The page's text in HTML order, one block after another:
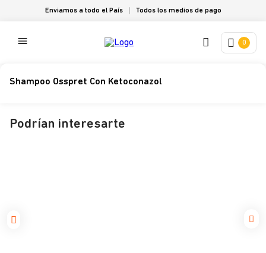
Enviamos a todo el País Todos los medios de pago
0
Shampoo Osspret Con Ketoconazol
Podrían interesarte